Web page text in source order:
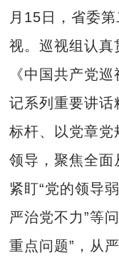
月15日，省委
视。巡视组认真
《中国共产党
记系列重要讲话
标杆、以党章党
领导，聚焦全面
紧盯“党的领导
严治党不力”等
重点问题”，从